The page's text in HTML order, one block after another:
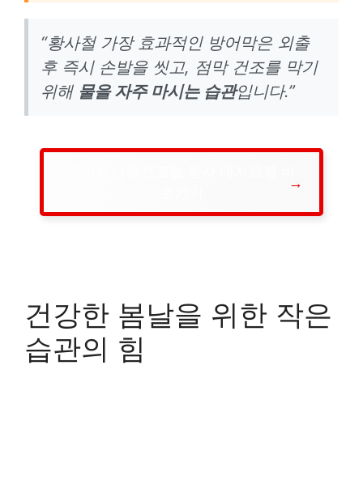
“황사철 가장 효과적인 방어막은 외출
후 즉시 손발을 씻고, 점막 건조를 막기
위해 물을 자주 마시는 습관입니다.”
건강한 봄날을 위한 작은
습관의 힘